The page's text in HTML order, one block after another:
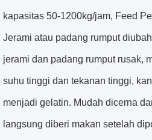
kapasitas 50-1200kg/jam, Feed
Jerami atau padang rumput
jerami dan padang rumput rusak,
suhu tinggi dan tekanan tinggi,
menjadi gelatin. Mudah dicerna
langsung diberi makan setelah